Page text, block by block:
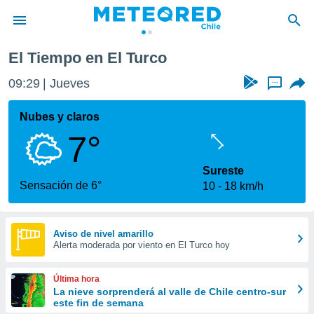
de
por
que se
calidad.
a este
las
y
digital
basada
El Tiempo en El Turco
09:29 Jueves ...
Nubes y claros
7°
Sensación de 6°
Sureste
10
18 km/h
Aviso de nivel amarillo
Alerta moderada por viento en El Turco hoy
Última hora
La nieve sorprenderá al valle de Chile centro-sur
este fin de semana